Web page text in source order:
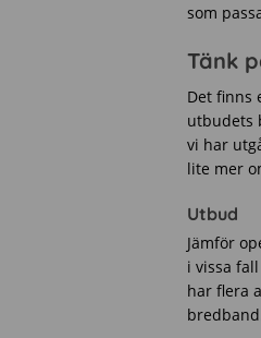
som
Tänk
Det finns
utbudets
vi har
lite mer
Utbud
Jämför
i vissa
har flera